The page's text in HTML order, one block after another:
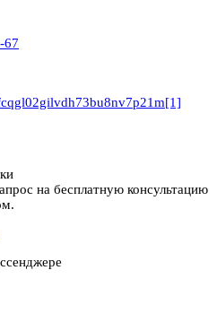
67
на бесплатную консультацию